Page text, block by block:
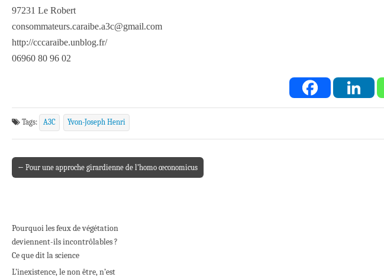
97231 Le Robert
consommateurs.caraibe.a3c@gmail.com
http://cccaraibe.unblog.fr/
06960 80 96 02
Tags: A3C Yvon-Joseph Henri
Post navigation
← Pour une approche girardienne de l’homo œconomicus
Pourquoi les feux de végétation
deviennent-ils incontrôlables ?
Ce que dit la science
L’inexistence, le non être, n’est